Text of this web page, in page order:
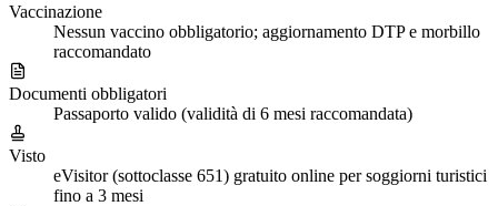
Vaccinazione
Nessun vaccino obbligatorio; aggiornamento DTP e morbillo
raccomandato
Documenti obbligatori
Passaporto valido (validità di 6 mesi raccomandata)
Visto
eVisitor (sottoclasse 651) gratuito online per soggiorni turistici
fino a 3 mesi